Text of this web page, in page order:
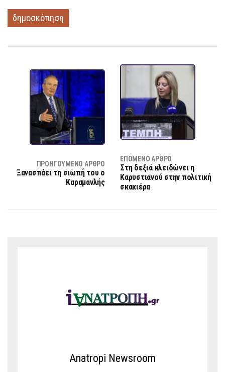
δημοσκόπηση
ΠΡΟΗΓΟΎΜΕΝΟ ΆΡΘΡΟ
Ξανασπάει τη σιωπή του ο
Καραμανλής
ΕΠΌΜΕΝΟ ΆΡΘΡΟ
Στη δεξιά κλειδώνει η
Καρυστιανού στην πολιτική
σκακιέρα
Anatropi Newsroom